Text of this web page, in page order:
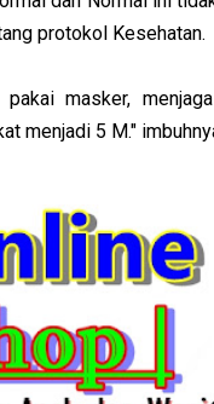
protokol Kesehatan.
masker,
menjadi 5 M."